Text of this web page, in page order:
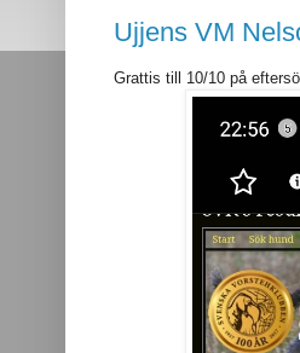
Ujjens VM
Grattis till 10/10 på